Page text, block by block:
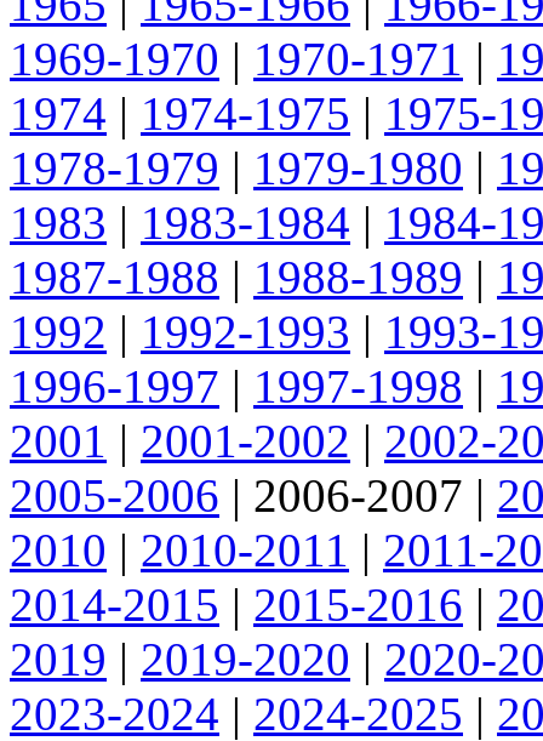
1969-1970 | 1970-1971 |
1974 | 1974-1975 | 1975-
1978-1979 | 1979-1980 |
1983 | 1983-1984 | 1984-
1987-1988 | 1988-1989 |
1992 | 1992-1993 | 1993-
1996-1997 | 1997-1998 |
2001 | 2001-2002 | 2002-
2005-2006 | 2006-2007 |
2010 | 2010-2011 | 2011-
2014-2015 | 2015-2016 |
2019 | 2019-2020 | 2020-
2023-2024 | 2024-2025 |